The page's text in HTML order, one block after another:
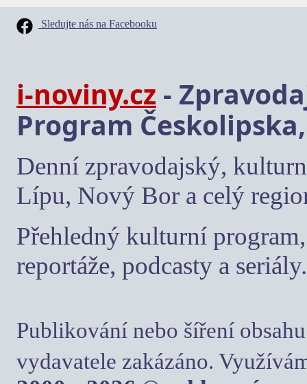
Sledujte nás na Facebooku
i-noviny.cz -
Program
Denní zpravodajský,
Lípu, Nový Bor a celý
Přehledný kulturní
reportáže, podcasty a seriály.
Publikování nebo šíření
vydavatele zakázáno.